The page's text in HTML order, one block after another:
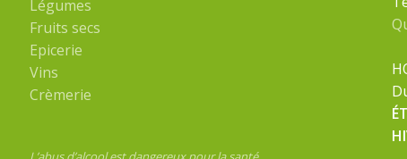
Légumes
Fruits secs
Epicerie
Vins
Crèmerie